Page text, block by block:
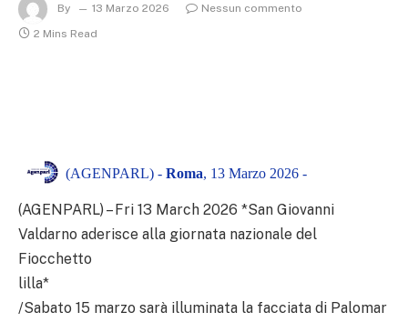
By 13 Marzo 2026
Nessun commento
2 Mins Read
(AGENPARL) - Roma, 13 Marzo 2026 -
(AGENPARL) – Fri 13 March 2026 *San Giovanni
Valdarno aderisce alla giornata nazionale del
Fiocchetto
lilla*
/Sabato 15 marzo sarà illuminata la facciata di Palomar